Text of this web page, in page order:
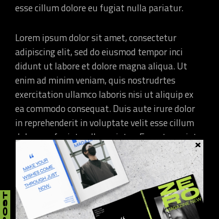
esse cillum dolore eu fugiat nulla pariatur.
Lorem ipsum dolor sit amet, consectetur
adipiscing elit, sed do eiusmod tempor inci
didunt ut labore et dolore magna aliqua. Ut
enim ad minim veniam, quis nostrudrtes
exercitation ullamco laboris nisi ut aliquip ex
ea commodo consequat. Duis aute irure dolor
in reprehenderit in voluptate velit esse cillum
dolore eu fugiat nulla pariatur. Excepteur sint
LOREM IPSUM DOLOR SIT
AMET, CONSECTETUR
ADIPISCI NG ELIT, SED DO
EIUSMOD TEMPOR INCI